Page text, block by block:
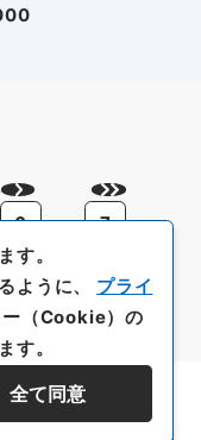
6 7
する
す。
ように、 プライ
ー（Cookie）の
す。
全て同意